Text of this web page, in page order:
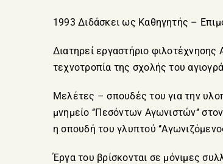
1993 Διδάσκει ως Καθηγητής –
Διατηρεί εργαστήριο φιλοτέχνησης
τεχνοτροπία της σχολής του
Μελέτες – σπουδές του για την
μνημείο ‘’Πεσόντων Αγωνιστών‘’
η σπουδή του γλυπτού
Έργα του βρίσκονται σε μόνιμες